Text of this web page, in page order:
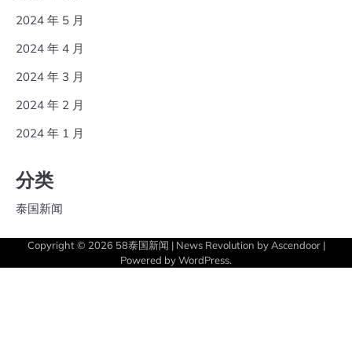
2024 年 5 月
2024 年 4 月
2024 年 3 月
2024 年 2 月
2024 年 1 月
分类
泰国新闻
Copyright © 2026 58泰国新闻 | News Revolution by Ascendoor|
Powered byWordPress.